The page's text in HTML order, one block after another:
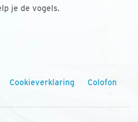
je de vogels.
Cookieverklaring Colofon